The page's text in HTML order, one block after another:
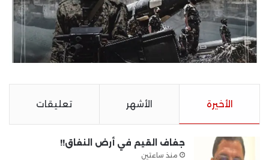
الأخيرة الأشهر تعليقات
جفاف القيم في أرض النفاق!!
منذ ساعتين